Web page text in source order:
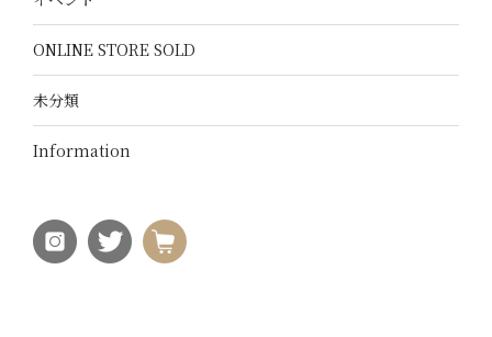
ONLINE STORE SOLD
未分類
Information